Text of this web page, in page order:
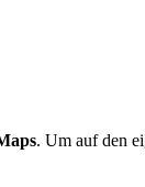
. Um auf den